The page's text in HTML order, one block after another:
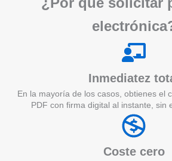
Inmediatez
En la mayoría de los casos, obtienes el
PDF con firma digital al instante, sin
Coste cero